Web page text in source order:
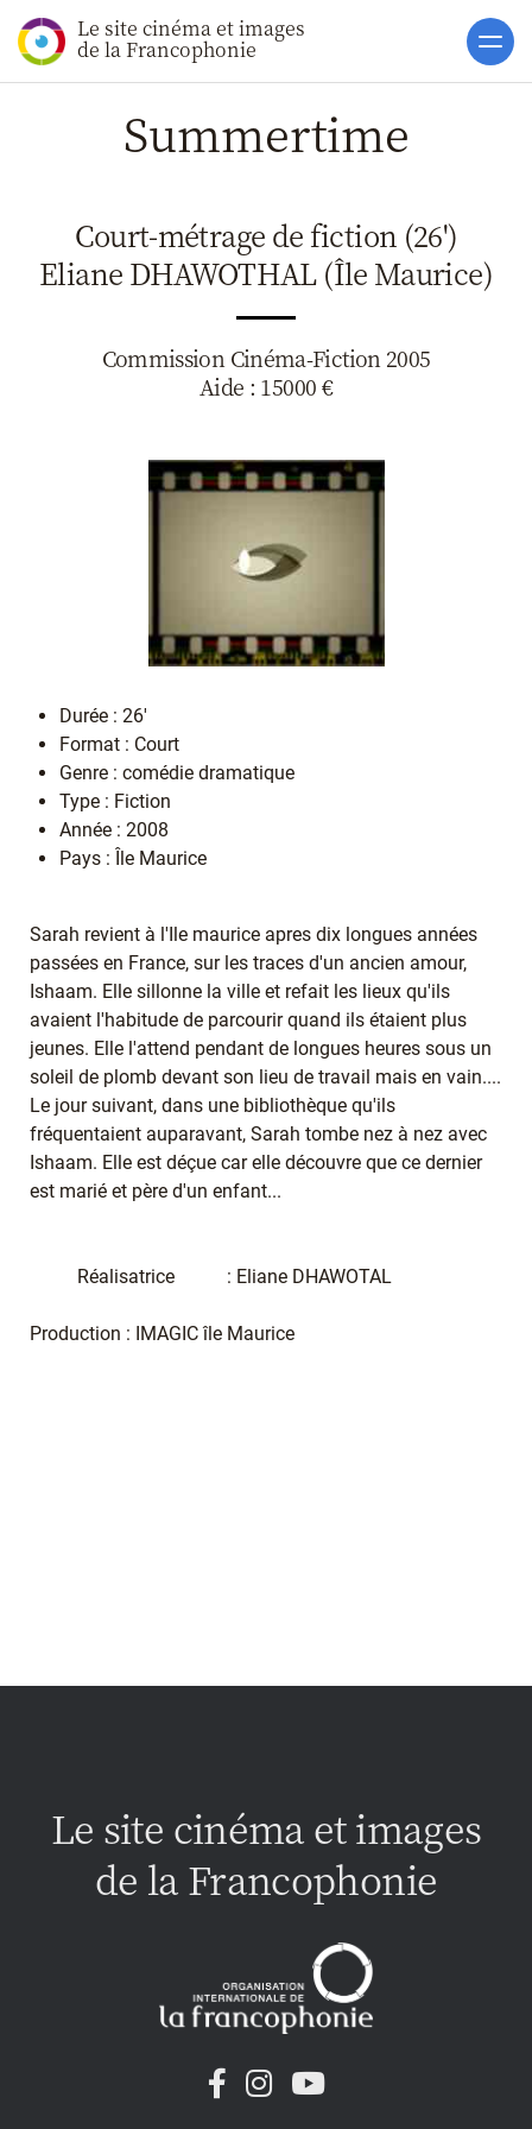
Le site cinéma et images
de la Francophonie Accueil
Actualités
Soutiens
Catalogue
Clap ACP
Boites à
Accès pro
Summertime
Court-métrage de fiction (26')
Eliane DHAWOTHAL (Île Maurice)
Commission Cinéma-Fiction 2005
Aide : 15000 €
Durée : 26'
Format : Court
Genre : comédie dramatique
Type : Fiction
Année : 2008
Pays : Île Maurice
Sarah revient à l'Ile maurice apres dix longues années
passées en France, sur les traces d'un ancien amour,
Ishaam. Elle sillonne la ville et refait les lieux qu'ils
avaient l'habitude de parcourir quand ils étaient plus
jeunes. Elle l'attend pendant de longues heures sous un
soleil de plomb devant son lieu de travail mais en vain....
Le jour suivant, dans une bibliothèque qu'ils
fréquentaient auparavant, Sarah tombe nez à nez avec
Ishaam. Elle est déçue car elle découvre que ce dernier
est marié et père d'un enfant...
Réalisatrice : Eliane DHAWOTAL
Production : IMAGIC île Maurice
Le site cinéma et images
de la Francophonie